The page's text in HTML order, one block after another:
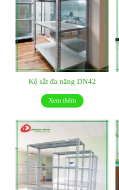
Kệ sắt đa năng DN42
Xem thêm